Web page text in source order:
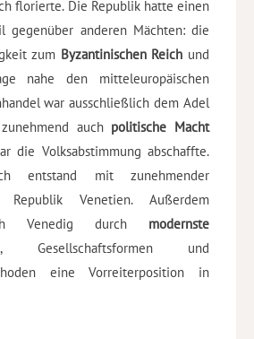
florierte. Die Republik hatte einen
gegenüber anderen Mächten: die
zum Byzantinischen Reich und
nahe den mitteleuropäischen
war ausschließlich dem Adel
auch politische Macht
die Volksabstimmung abschaffte.
entstand mit zunehmender
Venetien. Außerdem
Venedig durch modernste
, Gesellschaftsformen und
eine Vorreiterposition in